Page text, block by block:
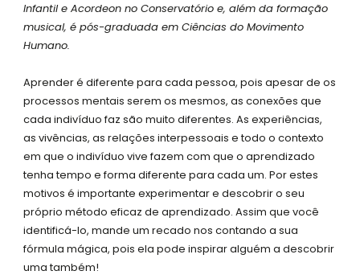
Infantil e Acordeon no Conservatório e, além da formação
musical, é pós-graduada em Ciências do Movimento
Humano.
Aprender é diferente para cada pessoa, pois apesar de os
processos mentais serem os mesmos, as conexões que
cada indivíduo faz são muito diferentes. As experiências,
as vivências, as relações interpessoais e todo o contexto
em que o indivíduo vive fazem com que o aprendizado
tenha tempo e forma diferente para cada um. Por estes
motivos é importante experimentar e descobrir o seu
próprio método eficaz de aprendizado. Assim que você
identificá-lo, mande um recado nos contando a sua
fórmula mágica, pois ela pode inspirar alguém a descobrir
uma também!